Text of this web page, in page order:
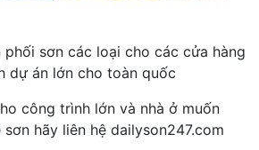
phối sơn các loại cho các cửa hàng
dự án lớn cho toàn quốc
công trình lớn và nhà ở muốn
hãy liên hệ dailyson247.com